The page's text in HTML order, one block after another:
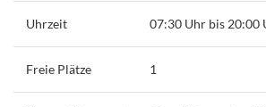
Uhrzeit 07:30 Uhr bis 20:00
Freie Plätze 1